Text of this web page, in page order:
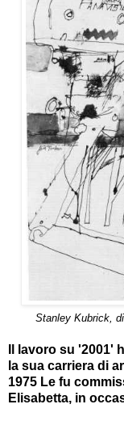
Stanley Kubrick,
Il lavoro su '2001'
la sua carriera di
1975 Le fu
Elisabetta, in